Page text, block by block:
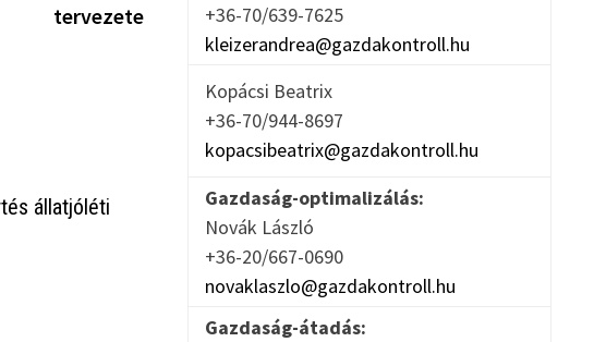
tervezete
állatjóléti
+36-70/639-7625
kleizerandrea@gazdakontroll.hu
Kopácsi Beatrix
+36-70/944-8697
kopacsibeatrix@gazdakontroll.hu
Gazdaság-optimalizálás:
Novák László
+36-20/667-0690
novaklaszlo@gazdakontroll.hu
Gazdaság-átadás: